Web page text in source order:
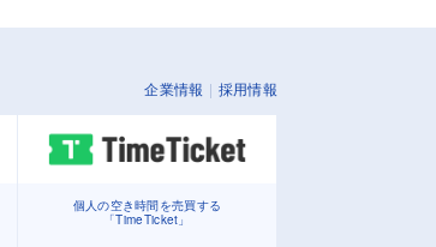
企業情報 採用情報
個人の空き時間を売買する
「TimeTicket」